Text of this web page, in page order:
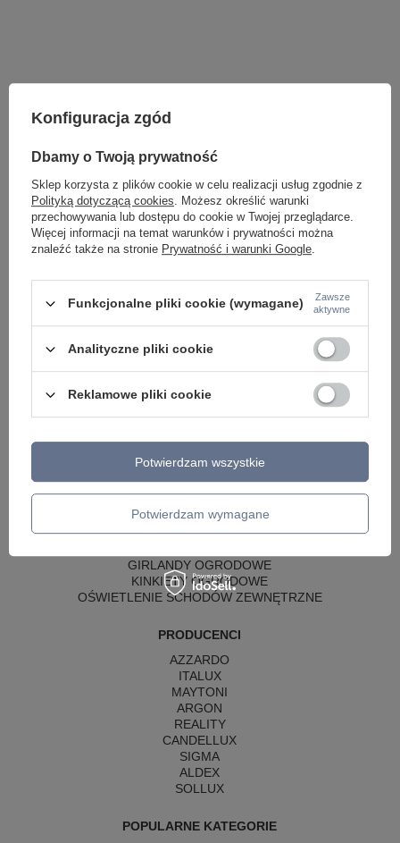
LAMPY WEWNĘTRZNE
KINKIETY NAD LUSTRO
LAMPKI NOCNE
ŻYRANDOLE KRYSZTAŁOWE
LAMPY WISZĄCE CZARNE
LAMPY WISZĄCE - OKRĘGI
KINKIETY DO SYPIALNI
LAMPY SUFITOWE OKRĄGŁE
LAMPY ZEWNĘTRZNE
SŁUPKI OGRODOWE
LAMPY OGRODOWE - WISZĄCE
LAMPY OGRODOWE - SUFITOWE
LAMPY SOLARNE
GIRLANDY OGRODOWE
KINKIETY OGRODOWE
OŚWIETLENIE SCHODÓW ZEWNĘTRZNE
PRODUCENCI
AZZARDO
ITALUX
MAYTONI
ARGON
REALITY
CANDELLUX
SIGMA
ALDEX
SOLLUX
POPULARNE KATEGORIE
Konfiguracja zgód
Dbamy o Twoją prywatność
Sklep korzysta z plików cookie w celu realizacji usług zgodnie z
Polityką dotyczącą cookies. Możesz określić warunki
przechowywania lub dostępu do cookie w Twojej przeglądarce.
Więcej informacji na temat warunków i prywatności można
znaleźć także na stronie Prywatność i warunki Google.
Funkcjonalne pliki cookie (wymagane)
Zawsze
aktywne
Analityczne pliki cookie
Reklamowe pliki cookie
Potwierdzam wymagane
Potwierdzam wszystkie